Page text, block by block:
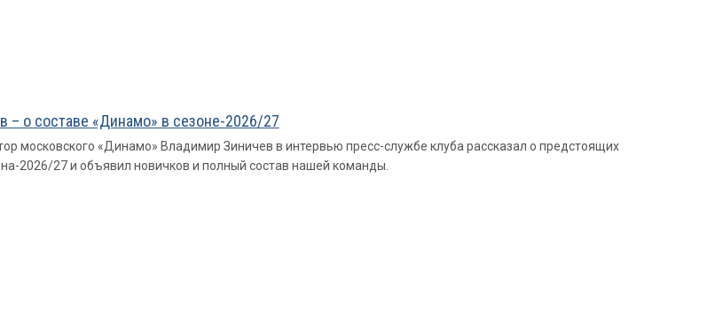
– о составе «Динамо» в сезоне-2026/27
московского «Динамо» Владимир Зиничев в интервью пресс-службе клуба рассказал о предстоящих
2026/27 и объявил новичков и полный состав нашей команды.